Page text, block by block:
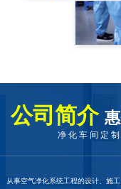
公司简介
净化车间定
从事空气净化系统工程的设计、施